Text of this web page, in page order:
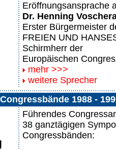
Eröffnungsansprache
Dr. Henning
Erster Bürgermeister
FREIEN UND
Schirmherr der
Europäischen
mehr >>>
weitere Sprecher
1988 -
Führendes
38 ganztägigen
Congressbänden: